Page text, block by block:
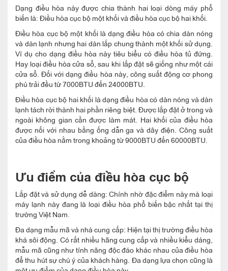
Dạng điều hòa này được chia thành hai loại dòng máy phổ
biến là: Điều hòa cục bộ một khối và điều hòa cục bộ hai khối.
Điều hòa cục bộ một khối là dạng điều hòa có chia dàn nóng
và dàn lạnh nhưng hai dàn lắp chung thành một khối sử dụng.
Ví dụ cho dạng điều hòa này tiêu biểu có điều hòa tủ đứng.
Hay loại điều hòa cửa sổ, sau khi lắp đặt sẽ giống như một cái
cửa sổ. Đối với dạng điều hòa này, công suất động cơ phong
phú trải đều từ 7000BTU đến 24000BTU.
Điều hòa cục bộ hai khối là dạng điều hòa có dàn nóng và dàn
lạnh tách rời thành hai phần riêng biệt. Được lắp đặt ở trong và
ngoài không gian cần được làm mát. Hai khối của điều hòa
được nối với nhau bằng ống dẫn ga và dây điện. Công suất
của điều hòa nằm trong khoảng từ 9000BTU đến 60000BTU.
Ưu điểm của điều hòa cục bộ
Lắp đặt và sử dụng dễ dàng: Chính nhờ đặc điểm này mà loại
máy lạnh này đang là loại điều hòa phổ biến bậc nhất tại thị
trường Việt Nam.
Đa dạng mẫu mã và nhà cung cấp: Hiện tại thị trường điều hòa
khá sôi động. Có rất nhiều hãng cung cấp và nhiều kiểu dáng,
mẫu mã cũng như tính năng độc đáo khác nhau của điều hòa
để thu hút sự chú ý của khách hàng. Đa dạng lựa chọn cũng là